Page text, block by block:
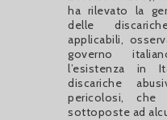
ha rilevato la
delle
applicabili,
governo
l’esistenza in
discariche
pericolosi,
sottoposte ad